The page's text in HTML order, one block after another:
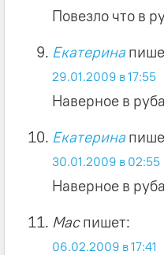
Повезло что в
Екатерина
29.01.2009 в 17:55
Наверное в
Екатерина
30.01.2009 в 02:55
Наверное в
Macпишет:
06.02.2009 в 17:41